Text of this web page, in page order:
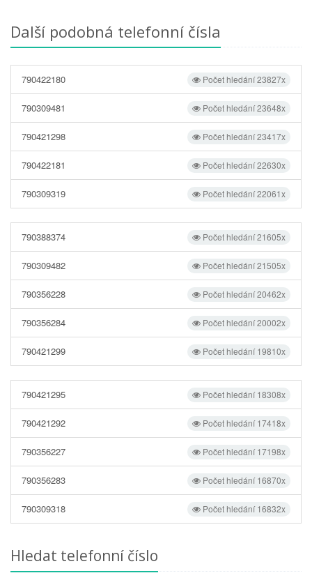
Další podobná telefonní čísla
Počet hledání 23827x
790422180
Počet hledání 23648x
790309481
Počet hledání 23417x
790421298
Počet hledání 22630x
790422181
Počet hledání 22061x
790309319
Počet hledání 21605x
790388374
Počet hledání 21505x
790309482
Počet hledání 20462x
790356228
Počet hledání 20002x
790356284
Počet hledání 19810x
790421299
Počet hledání 18308x
790421295
Počet hledání 17418x
790421292
Počet hledání 17198x
790356227
Počet hledání 16870x
790356283
Počet hledání 16832x
790309318
Hledat telefonní číslo